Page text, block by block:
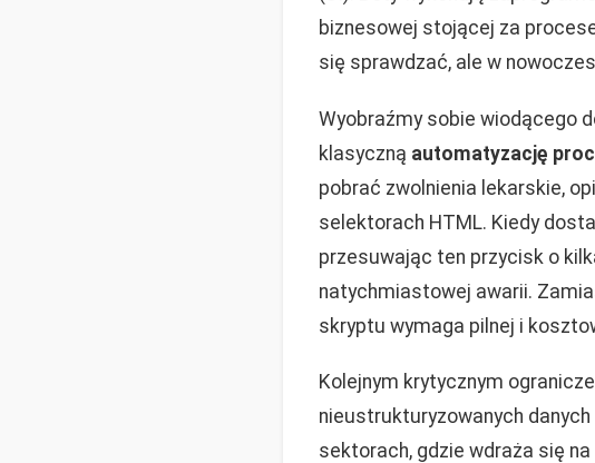
biznesowej stojącej za
się sprawdzać, ale w
Wyobraźmy sobie wiodącego
klasyczną automatyzację
pobrać zwolnienia lekarskie,
selektorach HTML. Kiedy
przesuwając ten przycisk o
natychmiastowej awarii.
skryptu wymaga pilnej i
Kolejnym krytycznym
nieustrukturyzowanych
sektorach, gdzie wdraża się